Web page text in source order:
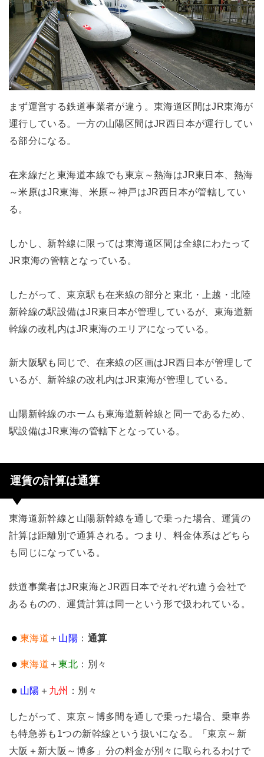
まず運営する鉄道事業者が違う。東海道区間はJR東海が
運行している。一方の山陽区間はJR西日本が運行してい
る部分になる。
在来線だと東海道本線でも東京～熱海はJR東日本、熱海
～米原はJR東海、米原～神戸はJR西日本が管轄してい
る。
しかし、新幹線に限っては東海道区間は全線にわたって
JR東海の管轄となっている。
したがって、東京駅も在来線の部分と東北・上越・北陸
新幹線の駅設備はJR東日本が管理しているが、東海道新
幹線の改札内はJR東海のエリアになっている。
新大阪駅も同じで、在来線の区画はJR西日本が管理して
いるが、新幹線の改札内はJR東海が管理している。
山陽新幹線のホームも東海道新幹線と同一であるため、
駅設備はJR東海の管轄下となっている。
運賃の計算は通算
東海道新幹線と山陽新幹線を通しで乗った場合、運賃の
計算は距離別で通算される。つまり、料金体系はどちら
も同じになっている。
鉄道事業者はJR東海とJR西日本でそれぞれ違う会社で
あるものの、運賃計算は同一という形で扱われている。
東海道 ＋ 山陽 ： 通算
東海道 ＋東北 ：別々
山陽 ＋ 九州 ：別々
したがって、東京～博多間を通しで乗った場合、乗車券
も特急券も1つの新幹線という扱いになる。「東京～新
大阪＋新大阪～博多」分の料金が別々に取られるわけで